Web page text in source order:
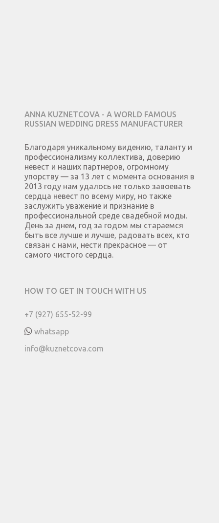
ANNA KUZNETCOVA - A WORLD FAMOUS
RUSSIAN WEDDING DRESS MANUFACTURER
Благодаря уникальному видению, таланту и
профессионализму коллектива, доверию
невест и наших партнеров, огромному
упорству — за 13 лет с момента основания в
2013 году нам удалось не только завоевать
сердца невест по всему миру, но также
заслужить уважение и признание в
профессиональной среде свадебной моды.
День за днем, год за годом мы стараемся
быть все лучше и лучше, радовать всех, кто
связан с нами, нести прекрасное — от
самого чистого сердца.
HOW TO GET IN TOUCH WITH US
+7 (927) 655-52-99
whatsapp
info@kuznetcova.com